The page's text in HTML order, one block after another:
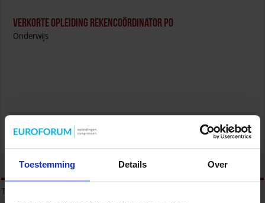
Toestemming Details Over
Verkorte opleiding Rekencoördinator PO
Onderwijs
Verkorte opleiding voor de Intern Begeleider
Tags